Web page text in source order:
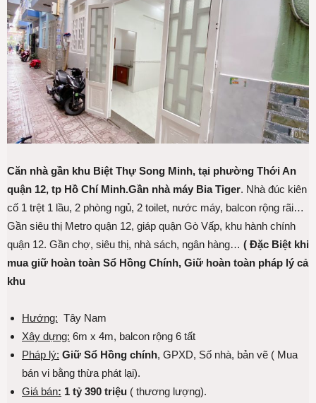
Căn nhà gần khu Biệt Thự Song Minh, tại phường Thới An
quận 12, tp Hồ Chí Minh.Gần nhà máy Bia Tiger. Nhà đúc kiên
cố 1 trệt 1 lầu, 2 phòng ngủ, 2 toilet, nước máy, balcon rộng rãi…
Gần siêu thị Metro quận 12, giáp quận Gò Vấp, khu hành chính
quận 12. Gần chợ, siêu thị, nhà sách, ngân hàng… ( Đặc Biệt khi
mua giữ hoàn toàn Sổ Hồng Chính, Giữ hoàn toàn pháp lý cả
khu
Hướng: Tây Nam
Xây dựng: 6m x 4m, balcon rộng 6 tất
Pháp lý: Giữ Sổ Hồng chính, GPXD, Số nhà, bản vẽ ( Mua
bán vi bằng thừa phát lại).
Giá bán: 1 tỷ 390 triệu ( thương lượng).